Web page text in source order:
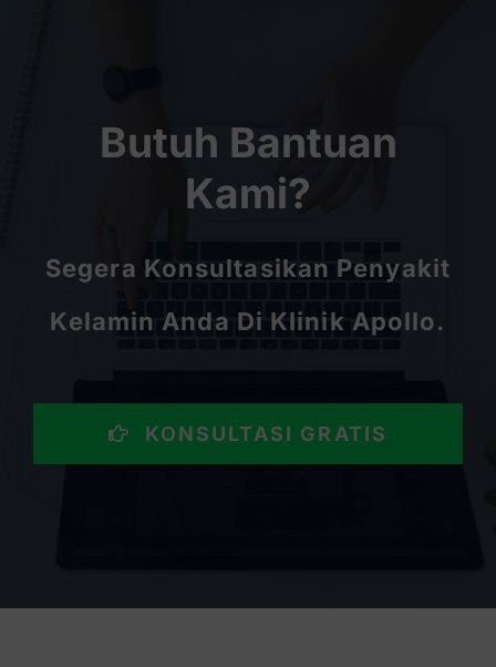
Butuh Bantuan
Kami?
Segera Konsultasikan Penyakit
Kelamin Anda Di Klinik Apollo.
KONSULTASI GRATIS